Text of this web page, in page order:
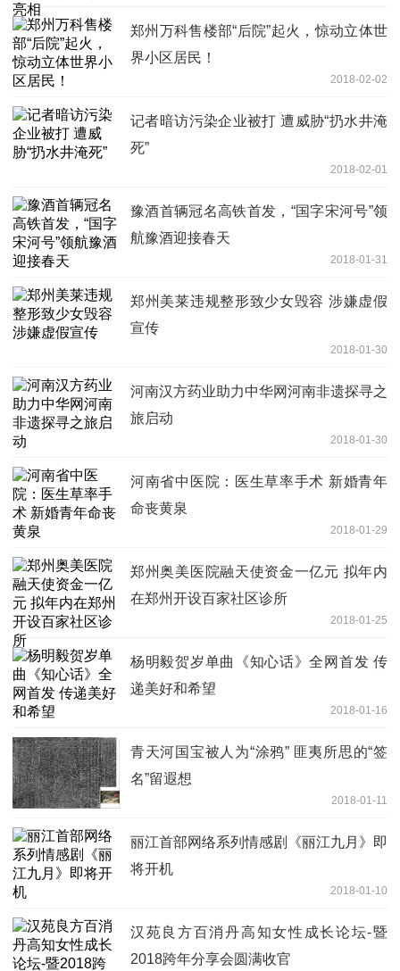
郑州万科售楼部“后院”起火，惊动立体世
界小区居民！
2018-02-02
记者暗访污染企业被打 遭威胁“扔水井淹
死”
2018-02-01
豫酒首辆冠名高铁首发，“国字宋河号”领
航豫酒迎接春天
2018-01-31
郑州美莱违规整形致少女毁容 涉嫌虚假
宣传
2018-01-30
河南汉方药业助力中华网河南非遗探寻之
旅启动
2018-01-30
河南省中医院：医生草率手术 新婚青年
命丧黄泉
2018-01-29
郑州奥美医院融天使资金一亿元 拟年内
在郑州开设百家社区诊所
2018-01-25
杨明毅贺岁单曲《知心话》全网首发 传
递美好和希望
2018-01-16
青天河国宝被人为“涂鸦” 匪夷所思的“签
名”留遐想
2018-01-11
丽江首部网络系列情感剧《丽江九月》即
将开机
2018-01-10
汉苑良方百消丹高知女性成长论坛-暨
2018跨年分享会圆满收官